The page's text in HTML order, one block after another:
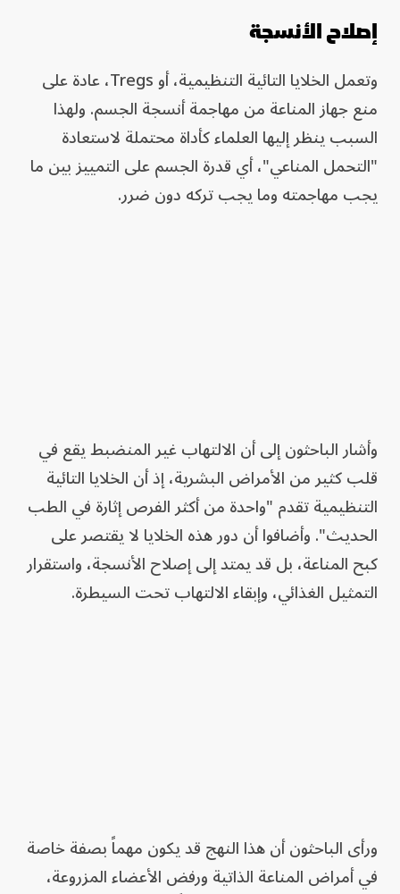
إصلاح الأنسجة
وتعمل الخلايا التائية التنظيمية، أو Tregs، عادة على
منع جهاز المناعة من مهاجمة أنسجة الجسم. ولهذا
السبب ينظر إليها العلماء كأداة محتملة لاستعادة
"التحمل المناعي"، أي قدرة الجسم على التمييز بين ما
يجب مهاجمته وما يجب تركه دون ضرر.
وأشار الباحثون إلى أن الالتهاب غير المنضبط يقع في
قلب كثير من الأمراض البشرية، إذ أن الخلايا التائية
التنظيمية تقدم "واحدة من أكثر الفرص إثارة في الطب
الحديث". وأضافوا أن دور هذه الخلايا لا يقتصر على
كبح المناعة، بل قد يمتد إلى إصلاح الأنسجة، واستقرار
التمثيل الغذائي، وإبقاء الالتهاب تحت السيطرة.
ورأى الباحثون أن هذا النهج قد يكون مهماً بصفة خاصة
في أمراض المناعة الذاتية ورفض الأعضاء المزروعة،